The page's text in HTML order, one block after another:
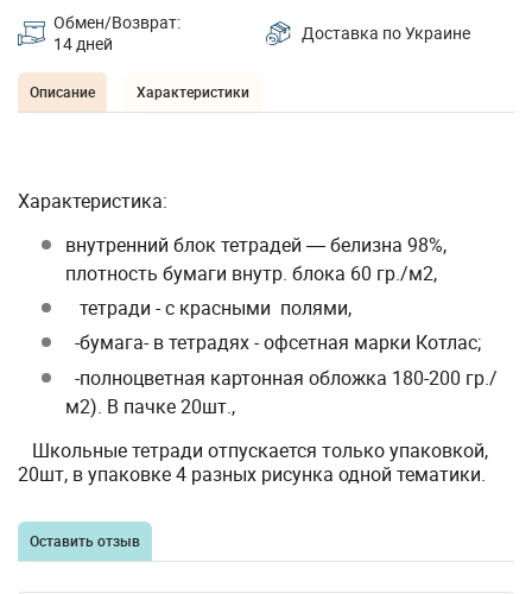
Обмен/Возврат:
14 дней
Доставка по Украине
Описание Характеристики
Характеристика:
внутренний блок тетрадей ― белизна 98%,
плотность бумаги внутр. блока 60 гр./м2,
тетради - с красными полями,
-бумага-в тетрадях - офсетная марки Котлас;
-полноцветная картонная обложка 180-200 гр./
м2). В пачке 20шт.,
Школьные тетради отпускается только упаковкой,
20шт, в упаковке 4 разных рисунка одной тематики.
Оставить отзыв